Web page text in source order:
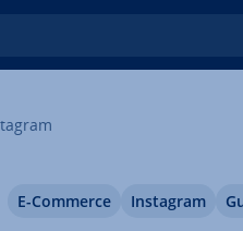
E-Commerce Instagram